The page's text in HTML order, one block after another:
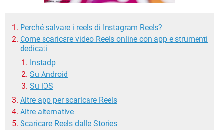
Perché salvare i reels di Instagram Reels?
Come scaricare video Reels online con app e strumenti
dedicati
Instadp
Su Android
Su iOS
Altre app per scaricare Reels
Altre alternative
Scaricare Reels dalle Stories